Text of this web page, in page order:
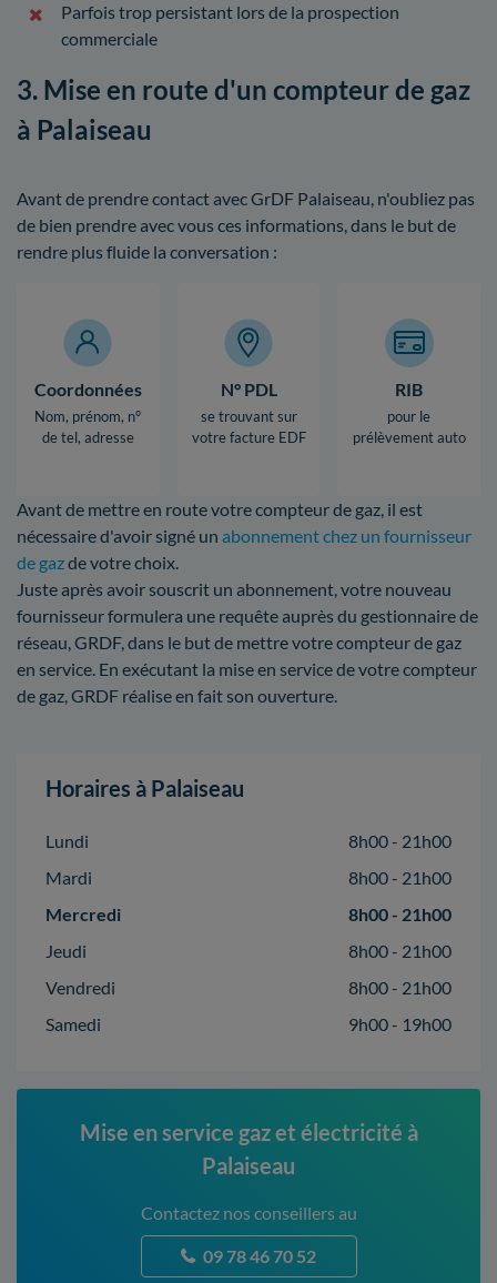
Parfois trop persistant lors de la prospection
commerciale
3. Mise en route d'un compteur de gaz
à Palaiseau
Avant de prendre contact avec GrDF Palaiseau, n'oubliez pas
de bien prendre avec vous ces informations, dans le but de
rendre plus fluide la conversation :
Coordonnées
Nom, prénom, n°
de tel, adresse
N° PDL
se trouvant sur
votre facture EDF
RIB
pour le
prélèvement auto
Avant de mettre en route votre compteur de gaz, il est
nécessaire d'avoir signé un abonnement chez un fournisseur
de gazde votre choix.
Juste après avoir souscrit un abonnement, votre nouveau
fournisseur formulera une requête auprès du gestionnaire de
réseau, GRDF, dans le but de mettre votre compteur de gaz
en service. En exécutant la mise en service de votre compteur
de gaz, GRDF réalise en fait son ouverture.
Horaires à Palaiseau
Lundi
8h00 - 21h00
Mardi
8h00 - 21h00
Mercredi
8h00 - 21h00
Jeudi
8h00 - 21h00
Vendredi
8h00 - 21h00
Samedi
9h00 - 19h00
Mise en service gaz et électricité à
Palaiseau
Contactez nos conseillers au
09 78 46 70 52